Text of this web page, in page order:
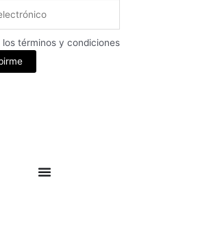
términos y condiciones